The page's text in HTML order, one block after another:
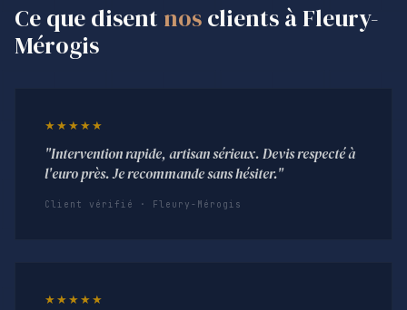
Ce que disent nosclients à Fleury-
Mérogis
★★★★★
"Intervention rapide, artisan sérieux. Devis respecté à
l'euro près. Je recommande sans hésiter."
Client vérifié · Fleury-Mérogis
★★★★★